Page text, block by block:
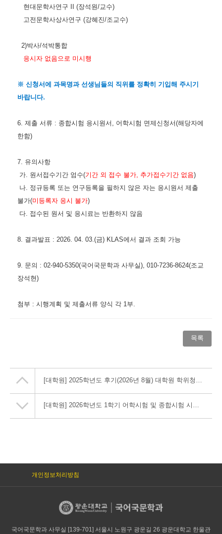
현대문학사연구 II (장석원/교수)
고전문학사상사연구 (강혜진/조교수)
2)박사/석박통합
응시자 없음으로 미시행
※ 신청서에 과목명과 선생님들의 직위를 정확히 기입해 주시기
바랍니다.
6. 제출 서류 : 종합시험 응시원서, 어학시험 면제신청서(해당자에
한함)
7. 유의사항
가. 원서접수기간 엄수(기간 외 접수 불가, 추가접수기간 없음)
나. 정규등록 또는 연구등록을 필하지 않은 자는 응시원서 제출
불가(미등록자 응시 불가)
다. 접수된 원서 및 응시료는 반환하지 않음
8. 결과발표 : 2026. 04. 03.(금) KLAS에서 결과 조회 가능
9. 문의 : 02-940-5350(국어국문학과 사무실), 010-7236-8624(조교
장석현)
첨부 : 시행계획 및 제출서류 양식 각 1부.​
목록
[대학원] 2025학년도 후기(2026년 8월) 대학원 학위청구논문 심사계획 공고
[대학원] 2026학년도 1학기 어학시험 및 종합시험 시행계획 안내
개인정보처리방침
국어국문학과 사무실 [139-701] 서울시 노원구 광운길 26 광운대학교 한울관